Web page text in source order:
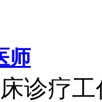
师
诊疗